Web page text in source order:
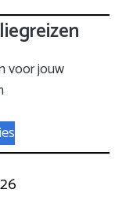
voor jouw